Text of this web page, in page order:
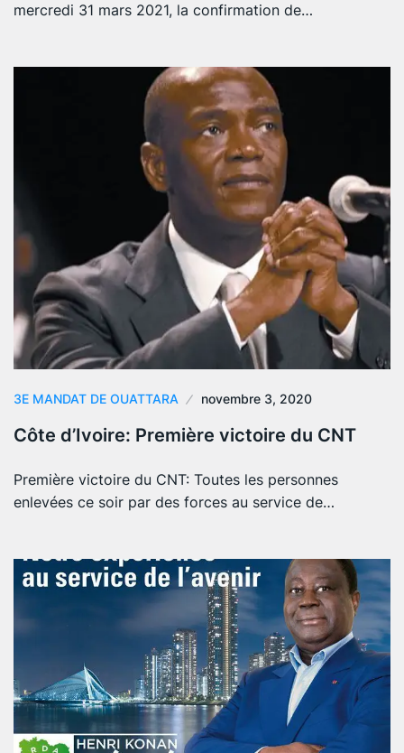
mercredi 31 mars 2021, la confirmation de…
3E MANDAT DE OUATTARA novembre 3, 2020
Côte d’Ivoire: Première victoire du CNT
Première victoire du CNT: Toutes les personnes
enlevées ce soir par des forces au service de…